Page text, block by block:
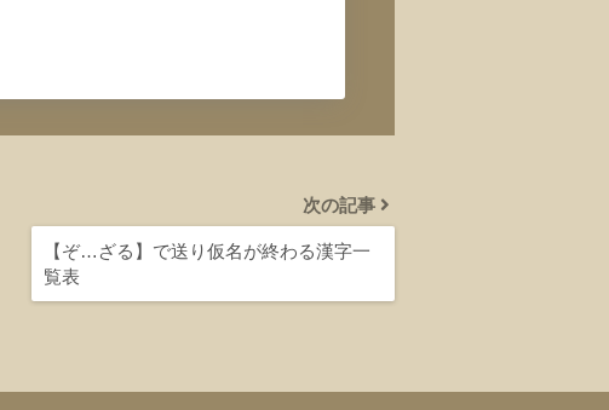
次の記事
【ぞ…ざる】で送り仮名が終わる漢字一
覧表